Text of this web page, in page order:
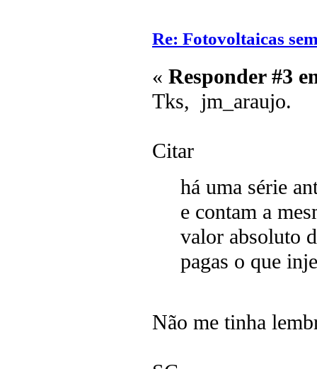
Re: Fotovoltaicas
« Responder #3
Tks, jm_araujo.
Citar
há uma série
e contam a
valor absoluto
pagas o que
Não me tinha